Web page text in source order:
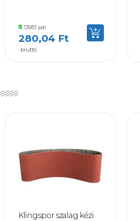
13951 pár
280,04 Ft
bruttó
Klingspor szalag kézi